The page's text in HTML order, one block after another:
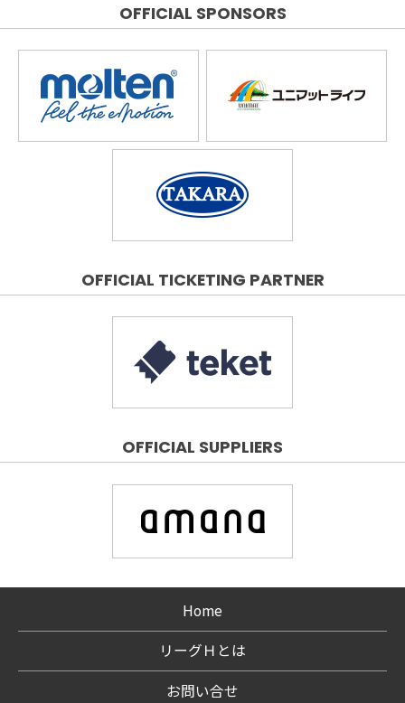
OFFICIAL SPONSORS
OFFICIAL TICKETING PARTNER
OFFICIAL SUPPLIERS
Home
リーグＨとは
お問い合せ